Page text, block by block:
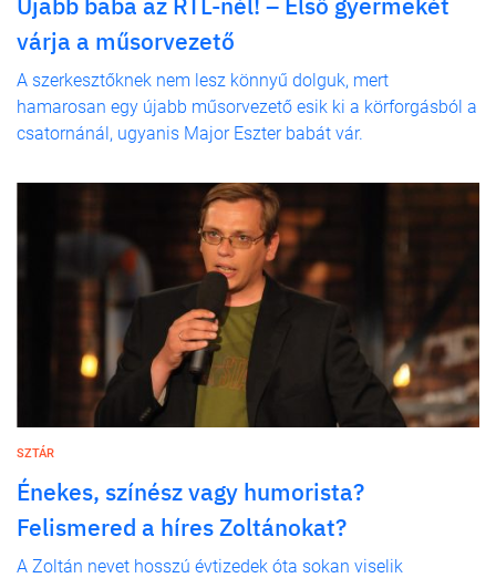
várja a műsorvezető
A szerkesztőknek nem lesz könnyű dolguk, mert
hamarosan egy újabb műsorvezető esik ki a körforgásból a
csatornánál, ugyanis Major Eszter babát vár.
SZTÁR
Énekes, színész vagy humorista?
Felismered a híres Zoltánokat?
A Zoltán nevet hosszú évtizedek óta sokan viselik